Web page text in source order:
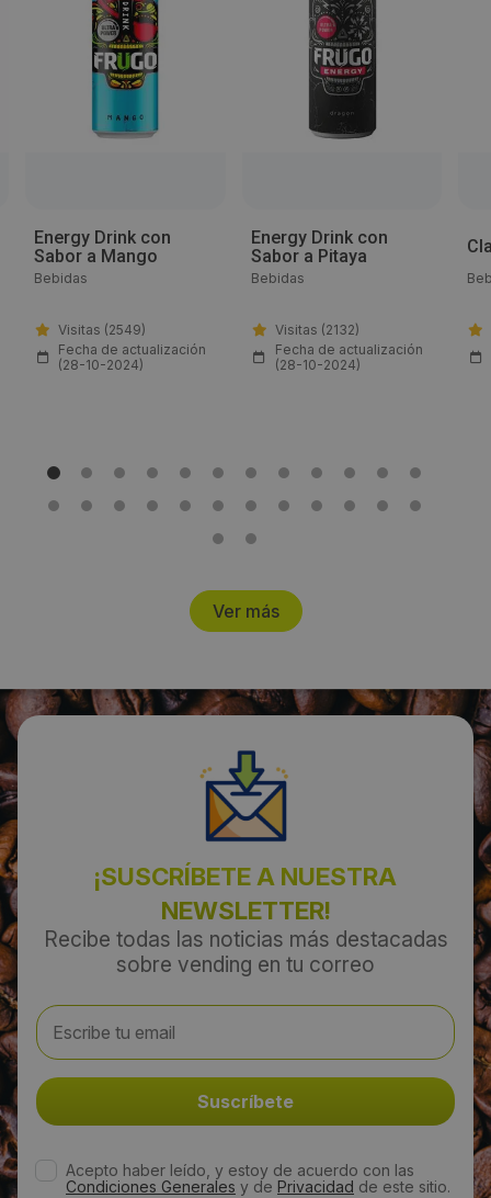
Teléfono:
(+34) 602 35 97 78
Web:
https://www.vendin-go.com/
Horario de contacto:
Comercial
1499
Energy Drink con
Sabor a Mango
Bebidas
Visitas (2549)
Fecha de actualización
(28-10-2024)
Energy Drink con
Sabor a Pitaya
Bebidas
Visitas (2132)
Fecha de actualización
(28-10-2024)
Ver más
¡SUSCRÍBETE A NUESTRA
NEWSLETTER!
Recibe todas las noticias más destacadas
sobre vending en tu correo
Acepto haber leído, y estoy de acuerdo con las
Condiciones Generales y de Privacidad de este sitio.